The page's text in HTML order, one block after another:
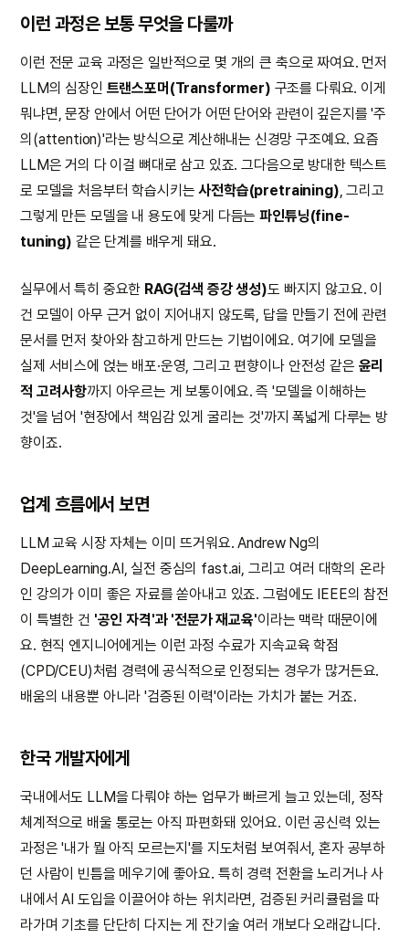
이런 과정은 보통 무엇을 다룰까
이런 전문 교육 과정은 일반적으로 몇 개의 큰 축으로 짜여요. 먼저
LLM의 심장인 트랜스포머(Transformer) 구조를 다뤄요. 이게
뭐냐면, 문장 안에서 어떤 단어가 어떤 단어와 관련이 깊은지를 '주
의(attention)'라는 방식으로 계산해내는 신경망 구조예요. 요즘
LLM은 거의 다 이걸 뼈대로 삼고 있죠. 그다음으로 방대한 텍스트
로 모델을 처음부터 학습시키는사전학습(pretraining), 그리고
그렇게 만든 모델을 내 용도에 맞게 다듬는파인튜닝(fine-
tuning) 같은 단계를 배우게 돼요.
실무에서 특히 중요한 RAG(검색 증강 생성)도 빠지지 않고요. 이
건 모델이 아무 근거 없이 지어내지 않도록, 답을 만들기 전에 관련
문서를 먼저 찾아와 참고하게 만드는 기법이에요. 여기에 모델을
실제 서비스에 얹는 배포·운영, 그리고 편향이나 안전성 같은 윤리
적 고려사항까지 아우르는 게 보통이에요. 즉 '모델을 이해하는
것'을 넘어 '현장에서 책임감 있게 굴리는 것'까지 폭넓게 다루는 방
향이죠.
업계 흐름에서 보면
LLM 교육 시장 자체는 이미 뜨거워요. Andrew Ng의
DeepLearning.AI, 실전 중심의 fast.ai, 그리고 여러 대학의 온라
인 강의가 이미 좋은 자료를 쏟아내고 있죠. 그럼에도 IEEE의 참전
이 특별한 건 '공인 자격'과 '전문가 재교육'이라는 맥락 때문이에
요. 현직 엔지니어에게는 이런 과정 수료가 지속교육 학점
(CPD/CEU)처럼 경력에 공식적으로 인정되는 경우가 많거든요.
배움의 내용뿐 아니라 '검증된 이력'이라는 가치가 붙는 거죠.
한국 개발자에게
국내에서도 LLM을 다뤄야 하는 업무가 빠르게 늘고 있는데, 정작
체계적으로 배울 통로는 아직 파편화돼 있어요. 이런 공신력 있는
과정은 '내가 뭘 아직 모르는지'를 지도처럼 보여줘서, 혼자 공부하
던 사람이 빈틈을 메우기에 좋아요. 특히 경력 전환을 노리거나 사
내에서 AI 도입을 이끌어야 하는 위치라면, 검증된 커리큘럼을 따
라가며 기초를 단단히 다지는 게 잔기술 여러 개보다 오래갑니다.